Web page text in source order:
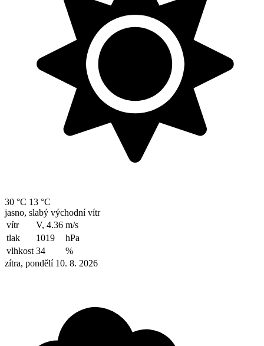
30 °C 13 °C
jasno, slabý východní vítr
vítr
V, 4.36 m/s
tlak
1019
hPa
vlhkost 34
%
zítra, pondělí 10. 8. 2026